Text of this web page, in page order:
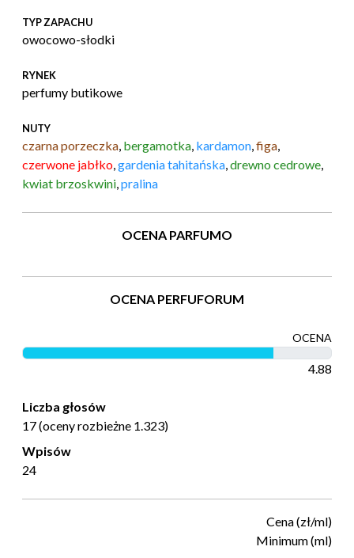
TYP ZAPACHU
owocowo-słodki
RYNEK
perfumy butikowe
NUTY
czarna porzeczka, bergamotka, kardamon,figa,
czerwone jabłko,gardenia tahitańska,drewno cedrowe,
kwiat brzoskwini,pralina
OCENA PARFUMO
OCENA PERFUFORUM
OCENA
4.88
Liczba głosów
17 (oceny rozbieżne 1.323)
Wpisów
24
Cena (zł/ml)
Minimum (ml)